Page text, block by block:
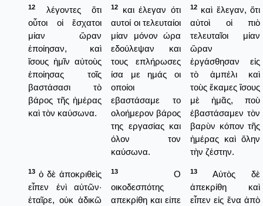
12
λέγοντες ὅτι
οὗτοι οἱ ἔσχατοι
μίαν ὥραν
ἐποίησαν, καὶ
ἴσους ἡμῖν αὐτοὺς
ἐποίησας τοῖς
βαστάσασι τὸ
βάρος τῆς ἡμέρας
καὶ τὸν καύσωνα.
12
και έλεγαν ότι
αυτοί οι τελευταίοι
μίαν μόνον ώρα
εδούλεψαν και
τους επλήρωσες
ίσα με ημάς οι
οποίοι
εβαστάσαμε το
ολοήμερον βάρος
της εργασίας και
όλον τον
καύσωνα.
12 καὶ ἔλεγαν, ὅτι
αὐτοὶ οἱ πιὸ
τελευταῖοι μίαν
ὥραν
ἐργάσθησαν εἰς
τὸ ἀμπέλι καὶ
τοὺς ἔκαμες ἴσους
μὲ ἡμᾶς, ποὺ
ἐβαστάσαμεν τὸν
βαρὺν κόπον τῆς
ἡμέρας καὶ ὅλην
τὴν ζέστην.
13 ὁ δὲ ἀποκριθεὶς
εἶπεν ἑνὶ αὐτῶν·
ἑταῖρε, οὐκ ἀδικῶ
13
Ο
οικοδεσπότης
απεκρίθη και είπε
13
Αὐτὸς δὲ
ἀπεκρίθη καὶ
εἶπεν εἰς ἕνα ἀπὸ